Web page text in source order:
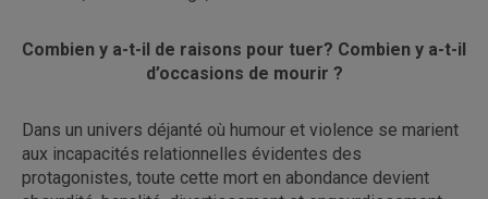
Combien y a-t-il de raisons pour tuer? Combien y a-t-il
d’occasions de mourir ?
Dans un univers déjanté où humour et violence se marient
aux incapacités relationnelles évidentes des
protagonistes, toute cette mort en abondance devient